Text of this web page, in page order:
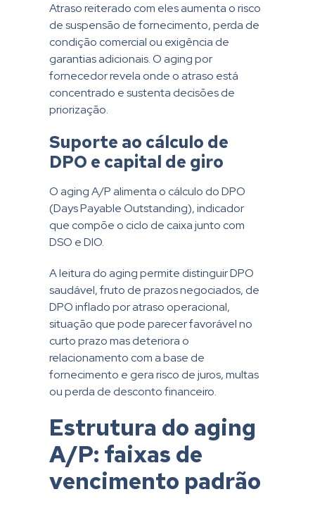
Atraso reiterado com eles aumenta o risco
de suspensão de fornecimento, perda de
condição comercial ou exigência de
garantias adicionais. O aging por
fornecedor revela onde o atraso está
concentrado e sustenta decisões de
priorização.
Suporte ao cálculo de
DPO e capital de giro
O aging A/P alimenta o cálculo do DPO
(Days Payable Outstanding), indicador
que compõe o ciclo de caixa junto com
DSO e DIO.
A leitura do aging permite distinguir DPO
saudável, fruto de prazos negociados, de
DPO inflado por atraso operacional,
situação que pode parecer favorável no
curto prazo mas deteriora o
relacionamento com a base de
fornecimento e gera risco de juros, multas
ou perda de desconto financeiro.
Estrutura do aging
A/P: faixas de
vencimento padrão